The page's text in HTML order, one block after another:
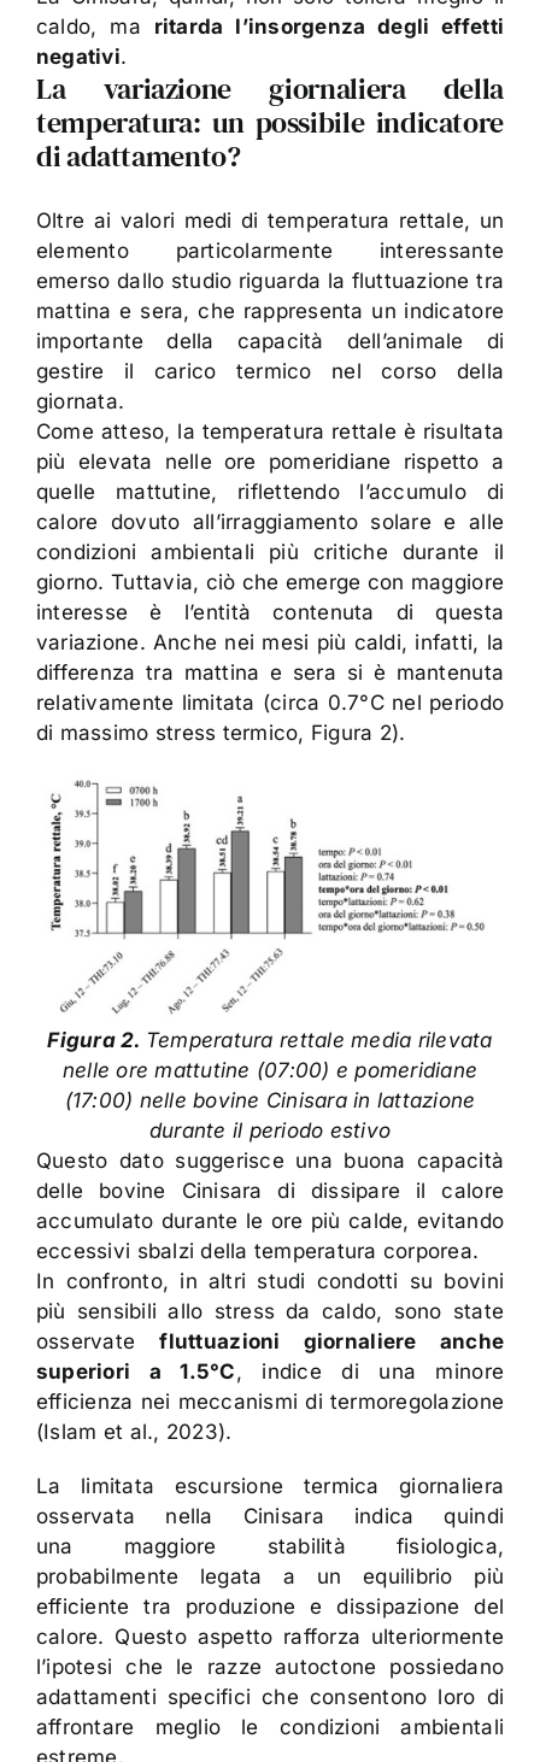
caldo, ma ritarda l’insorgenza degli effetti
negativi.
La variazione giornaliera della
temperatura: un possibile indicatore
di adattamento?
Oltre ai valori medi di temperatura rettale, un
elemento particolarmente interessante
emerso dallo studio riguarda la fluttuazione tra
mattina e sera, che rappresenta un indicatore
importante della capacità dell’animale di
gestire il carico termico nel corso della
giornata.
Come atteso, la temperatura rettale è risultata
più elevata nelle ore pomeridiane rispetto a
quelle mattutine, riflettendo l’accumulo di
calore dovuto all’irraggiamento solare e alle
condizioni ambientali più critiche durante il
giorno. Tuttavia, ciò che emerge con maggiore
interesse è l’entità contenuta di questa
variazione. Anche nei mesi più caldi, infatti, la
differenza tra mattina e sera si è mantenuta
relativamente limitata (circa 0.7°C nel periodo
di massimo stress termico, Figura 2).
Figura 2. Temperatura rettale media rilevata
nelle ore mattutine (07:00) e pomeridiane
(17:00) nelle bovine Cinisara in lattazione
durante il periodo estivo
Questo dato suggerisce una buona capacità
delle bovine Cinisara di dissipare il calore
accumulato durante le ore più calde, evitando
eccessivi sbalzi della temperatura corporea.
In confronto, in altri studi condotti su bovini
più sensibili allo stress da caldo, sono state
osservatefluttuazioni giornaliere anche
superiori a 1.5°C , indice di una minore
efficienza nei meccanismi di termoregolazione
(Islam et al., 2023).
La limitata escursione termica giornaliera
osservata nella Cinisara indica quindi
una maggiore stabilità fisiologica,
probabilmente legata a un equilibrio più
efficiente tra produzione e dissipazione del
calore. Questo aspetto rafforza ulteriormente
l’ipotesi che le razze autoctone possiedano
adattamenti specifici che consentono loro di
affrontare meglio le condizioni ambientali
estreme.